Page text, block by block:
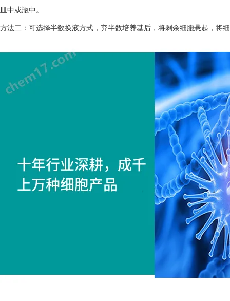
皿中或瓶中。
方法二：可选择半数换液方式，弃半数培养基后，将剩余细胞悬起，将